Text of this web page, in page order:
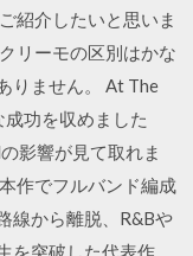
紹介したいと思いま
リーモの区別はかな
りません。 At The
功を収めました
影響が見て取れま
作でフルバンド編成
線から離脱、R&Bや
を突破した代表作